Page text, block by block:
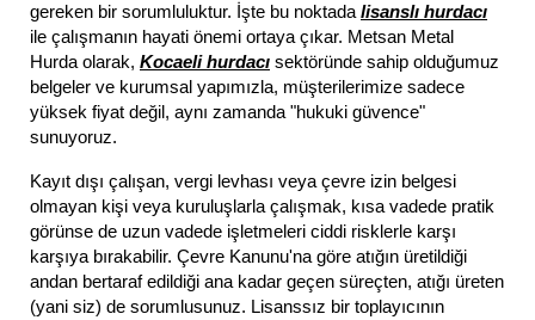
gereken bir sorumluluktur. İşte bu noktada lisanslı hurdacı
ile çalışmanın hayati önemi ortaya çıkar. Metsan Metal
Hurda olarak, Kocaeli hurdacı sektöründe sahip olduğumuz
belgeler ve kurumsal yapımızla, müşterilerimize sadece
yüksek fiyat değil, aynı zamanda "hukuki güvence"
sunuyoruz.
Kayıt dışı çalışan, vergi levhası veya çevre izin belgesi
olmayan kişi veya kuruluşlarla çalışmak, kısa vadede pratik
görünse de uzun vadede işletmeleri ciddi risklerle karşı
karşıya bırakabilir. Çevre Kanunu'na göre atığın üretildiği
andan bertaraf edildiği ana kadar geçen süreçten, atığı üreten
(yani siz) de sorumlusunuz. Lisanssız bir toplayıcının